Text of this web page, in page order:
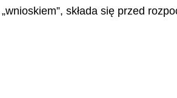
składa się przed